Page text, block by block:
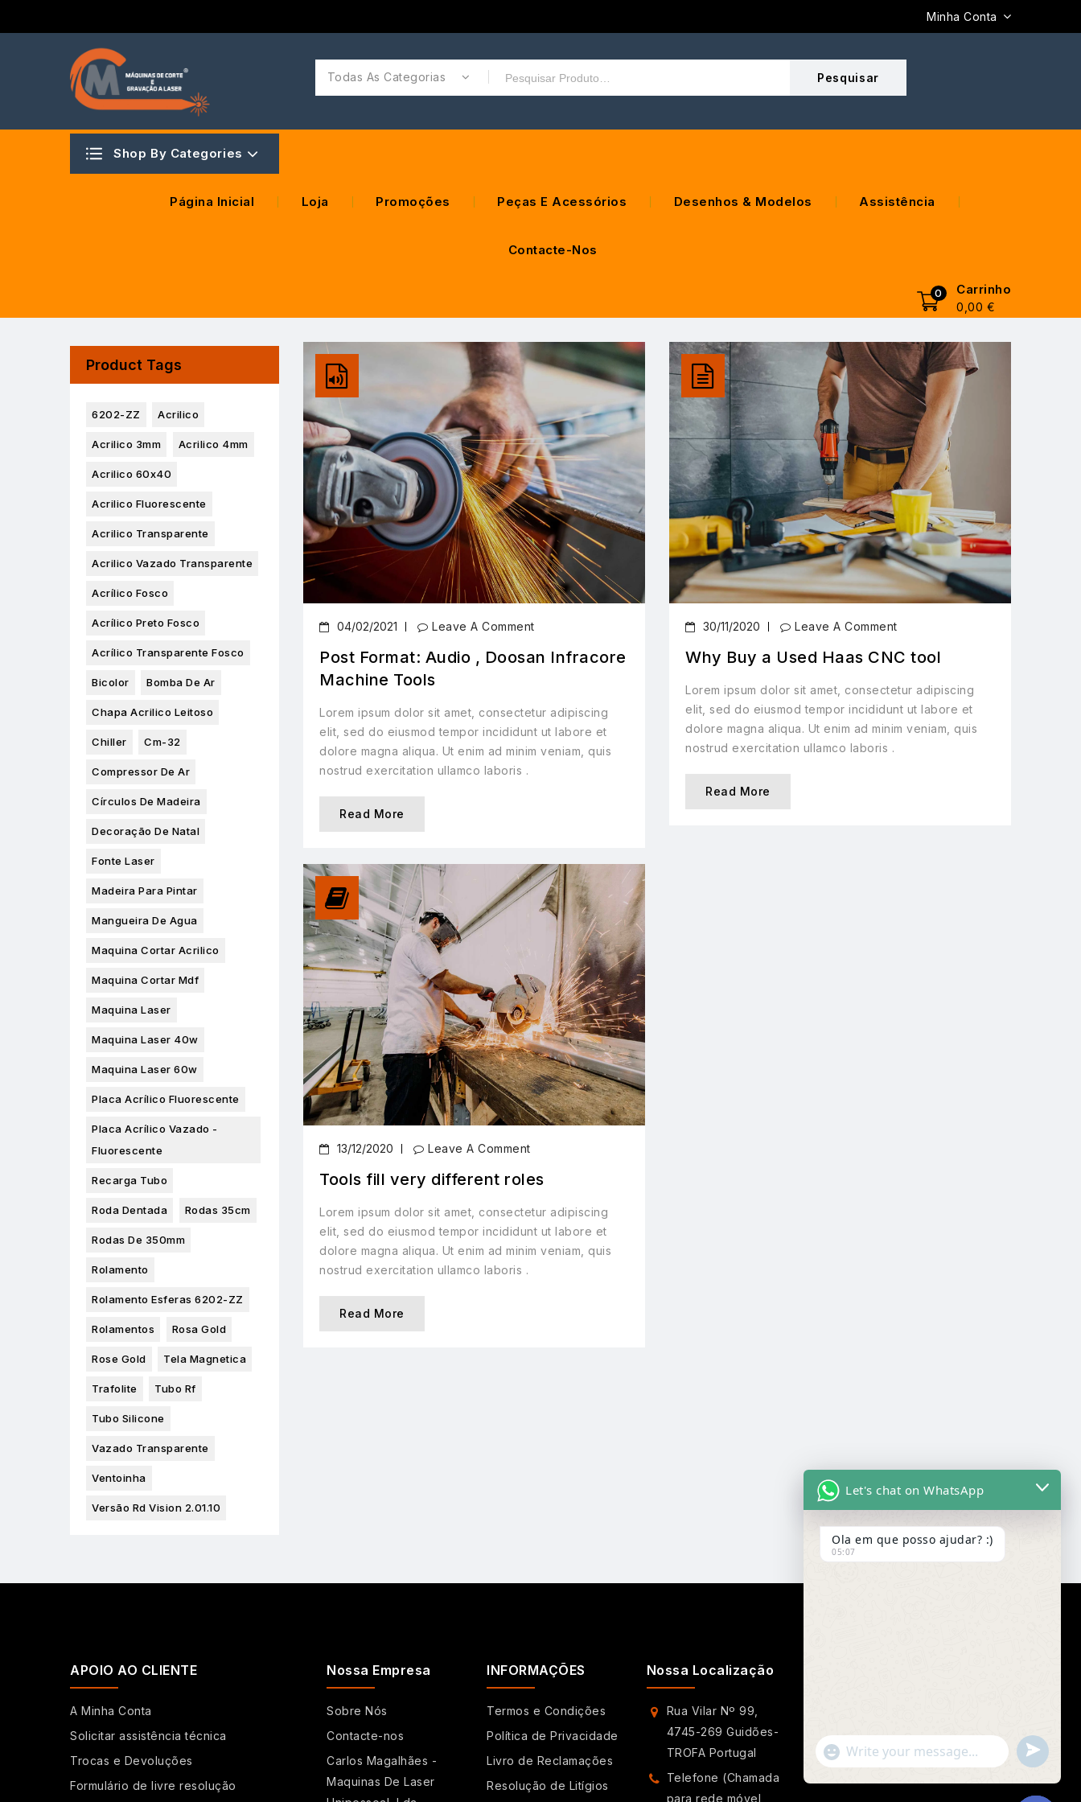
Minha Conta
Todas As Categorias
Shop By Categories
Página Inicial Loja Promoções Peças E Acessórios Desenhos & Modelos Assistência
Contacte-Nos
0 Carrinho
0,00 €
04/02/2021 Leave A Comment
Post Format: Audio , Doosan Infracore
Machine Tools
Lorem ipsum dolor sit amet, consectetur adipiscing
elit, sed do eiusmod tempor incididunt ut labore et
dolore magna aliqua. Ut enim ad minim veniam, quis
nostrud exercitation ullamco laboris .
Read More
13/12/2020 Leave A Comment
Tools fill very different roles
Lorem ipsum dolor sit amet, consectetur adipiscing
elit, sed do eiusmod tempor incididunt ut labore et
dolore magna aliqua. Ut enim ad minim veniam, quis
nostrud exercitation ullamco laboris .
Read More
30/11/2020 Leave A Comment
Why Buy a Used Haas CNC tool
Lorem ipsum dolor sit amet, consectetur adipiscing
elit, sed do eiusmod tempor incididunt ut labore et
dolore magna aliqua. Ut enim ad minim veniam, quis
nostrud exercitation ullamco laboris .
Read More
Product Tags
6202-ZZ Acrilico
Acrilico 3mm Acrilico 4mm
Acrilico 60x40
Acrilico Fluorescente
Acrilico Transparente
Acrilico Vazado Transparente
Acrílico Fosco
Acrílico Preto Fosco
Acrílico Transparente Fosco
Bicolor Bomba De Ar
Chapa Acrilico Leitoso
Chiller Cm-32
Compressor De Ar
Círculos De Madeira
Decoração De Natal
Fonte Laser
Madeira Para Pintar
Mangueira De Agua
Maquina Cortar Acrilico
Maquina Cortar Mdf
Maquina Laser
Maquina Laser 40w
Maquina Laser 60w
Placa Acrílico Fluorescente
Placa Acrílico Vazado -
Fluorescente
Recarga Tubo
Roda Dentada Rodas 35cm
Rodas De 350mm
Rolamento
Rolamento Esferas 6202-ZZ
Rolamentos Rosa Gold
Rose Gold Tela Magnetica
Trafolite Tubo Rf
Tubo Silicone
Vazado Transparente
Ventoinha
Versão Rd Vision 2.01.10
APOIO AO CLIENTE
A Minha Conta
Solicitar assistência técnica
Trocas e Devoluções
Formulário de livre resolução
Nossa Empresa
Sobre Nós
Contacte-nos
Carlos Magalhães -
Maquinas De Laser
INFORMAÇÕES
Termos e Condições
Política de Privacidade
Livro de Reclamações
Resolução de Litígios
Nossa Localização
Rua Vilar Nº 99,
4745-269 Guidões-
TROFA Portugal
Telefone (Chamada
para rede móvel
Let's chat on WhatsApp
Ola em que posso ajudar? :)
05:07
"+chaty_settings.lang.emoji_picker+"
WhatsApp
Message